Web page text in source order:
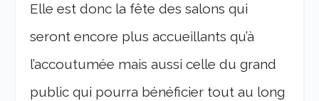
Elle est donc la fête des salons qui
seront encore plus accueillants qu’à
l’accoutumée mais aussi celle du grand
public qui pourra bénéficier tout au long